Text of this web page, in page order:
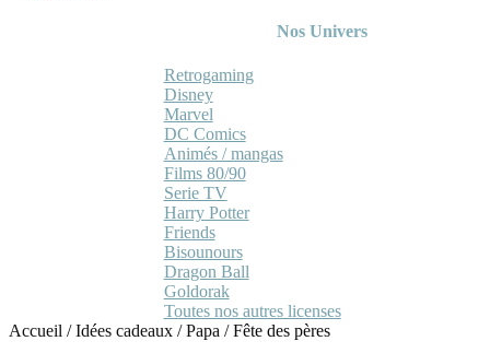
Nos Univers
Retrogaming
Disney
Marvel
DC Comics
Animés / mangas
Films 80/90
Serie TV
Harry Potter
Friends
Bisounours
Dragon Ball
Goldorak
Toutes nos autres licenses
Accueil /Idées cadeaux /Papa /Fête des pères